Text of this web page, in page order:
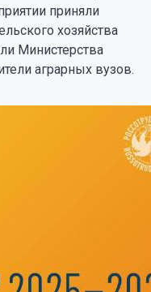
приняли
хозяйства
Министерства
аграрных вузов.